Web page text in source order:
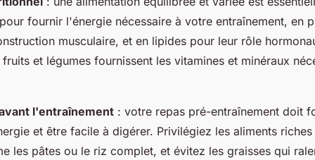
fournir l'énergie nécessaire à votre entraînement, en
musculaire, et en lipides pour leur rôle
et légumes fournissent les vitamines et minéraux
l'entraînement : votre repas pré-entraînement doit
et être facile à digérer. Privilégiez les aliments
les pâtes ou le riz complet, et évitez les graisses qui